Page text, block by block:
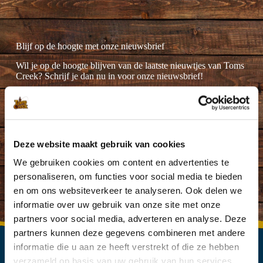
Deze website maakt gebruik van cookies
We gebruiken cookies om content en advertenties te
personaliseren, om functies voor social media te bieden
en om ons websiteverkeer te analyseren. Ook delen we
informatie over uw gebruik van onze site met onze
partners voor social media, adverteren en analyse. Deze
partners kunnen deze gegevens combineren met andere
informatie die u aan ze heeft verstrekt of die ze hebben
Blijf op de hoogte met onze nieuwsbrief
Wil je op de hoogte blijven van de laatste nieuwtjes van Toms
Creek? Schrijf je dan nu in voor onze nieuwsbrief!
Ik ga akkoord met deprivacyverklaring.(Vereist)